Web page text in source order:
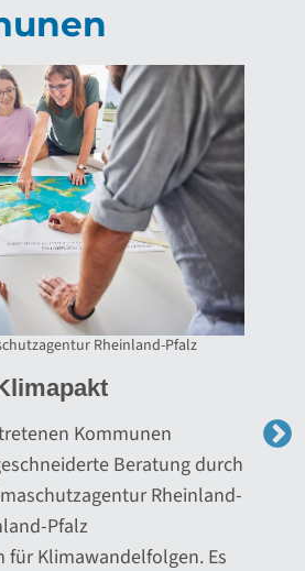
Rheinland-Pfalz
ist ein
zur Entwicklung der
Wirklichkeit wird
der Maßnahmen,
Wärmeplanung